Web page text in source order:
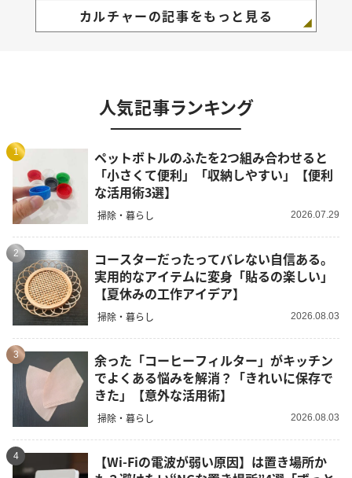
カルチャーの記事をもっと見る
人気記事ランキング
1
ペットボトルのふたを2つ組み合わせると
「小さくて便利」「収納しやすい」【便利
な活用術3選】
掃除・暮らし 2026.07.29
2
コースターだったってバレない自信ある。
実用的なアイテムに変身「貼るの楽しい」
【夏休みの工作アイデア】
掃除・暮らし 2026.08.03
3
余った「コーヒーフィルター」がキッチン
でよくある悩みを解消？「きれいに保存で
きた」【意外な活用術】
掃除・暮らし 2026.08.03
4
【Wi-Fiの電波が弱い原因】は置き場所か